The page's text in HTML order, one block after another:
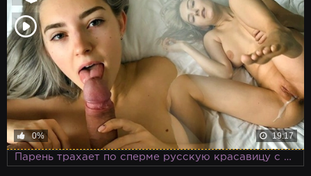
0% 19:17
Парень трахает по сперме русскую красавицу с большими сиськами, а потом еще раз кончает на молодое тело Тини Тин